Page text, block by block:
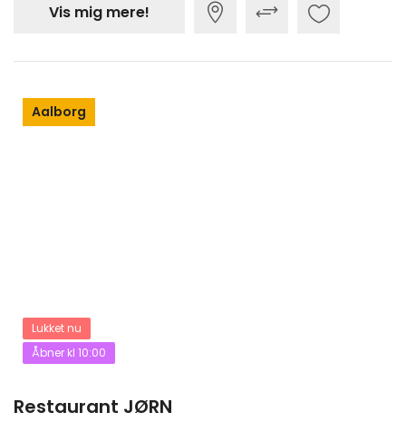
Vis mig mere!
Aalborg
Lukket nu
Åbner kl 10:00
Restaurant JØRN